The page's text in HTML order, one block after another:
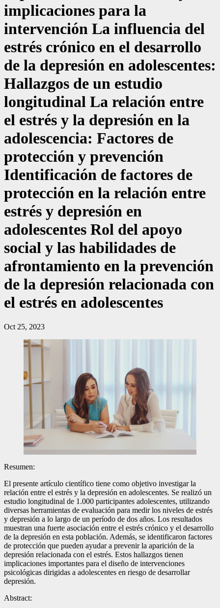
implicaciones para la
intervención La influencia del
estrés crónico en el desarrollo
de la depresión en adolescentes:
Hallazgos de un estudio
longitudinal La relación entre
el estrés y la depresión en la
adolescencia: Factores de
protección y prevención
Identificación de factores de
protección en la relación entre
estrés y depresión en
adolescentes Rol del apoyo
social y las habilidades de
afrontamiento en la prevención
de la depresión relacionada con
el estrés en adolescentes
Oct 25, 2023
Resumen:
El presente artículo científico tiene como objetivo investigar la
relación entre el estrés y la depresión en adolescentes. Se realizó un
estudio longitudinal de 1.000 participantes adolescentes, utilizando
diversas herramientas de evaluación para medir los niveles de estrés
y depresión a lo largo de un período de dos años. Los resultados
muestran una fuerte asociación entre el estrés crónico y el desarrollo
de la depresión en esta población. Además, se identificaron factores
de protección que pueden ayudar a prevenir la aparición de la
depresión relacionada con el estrés. Estos hallazgos tienen
implicaciones importantes para el diseño de intervenciones
psicológicas dirigidas a adolescentes en riesgo de desarrollar
depresión.
Abstract: